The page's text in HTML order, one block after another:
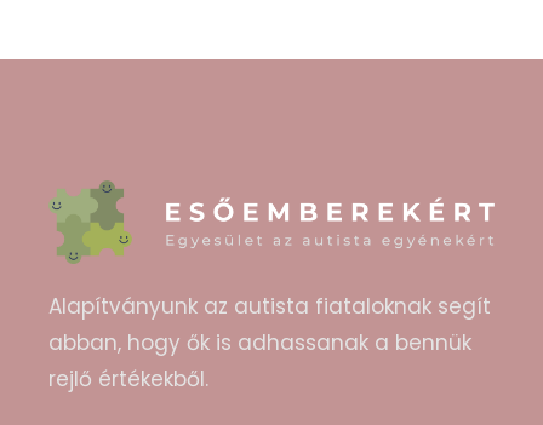
Alapítványunk az autista fiataloknak segít
abban, hogy ők is adhassanak a bennük
rejlő értékekből.